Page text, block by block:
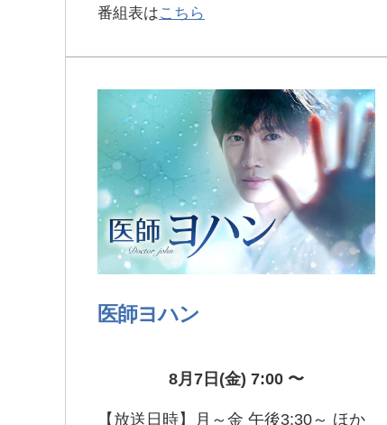
番組表はこちら
医師ヨハン
8月7日(金) 7:00 〜
【放送日時】
月～金 午後3:30～ ほか